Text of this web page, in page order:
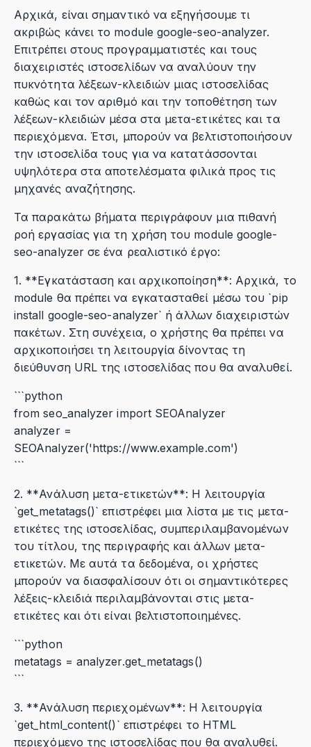
Αρχικά, είναι σημαντικό να εξηγήσουμε τι
ακριβώς κάνει το module google-seo-analyzer.
Επιτρέπει στους προγραμματιστές και τους
διαχειριστές ιστοσελίδων να αναλύουν την
πυκνότητα λέξεων-κλειδιών μιας ιστοσελίδας
καθώς και τον αριθμό και την τοποθέτηση των
λέξεων-κλειδιών μέσα στα μετα-ετικέτες και τα
περιεχόμενα. Έτσι, μπορούν να βελτιστοποιήσουν
την ιστοσελίδα τους για να κατατάσσονται
υψηλότερα στα αποτελέσματα φιλικά προς τις
μηχανές αναζήτησης.
Τα παρακάτω βήματα περιγράφουν μια πιθανή
ροή εργασίας για τη χρήση του module google-
seo-analyzer σε ένα ρεαλιστικό έργο:
1. **Εγκατάσταση και αρχικοποίηση**: Αρχικά, το
module θα πρέπει να εγκατασταθεί μέσω του `pip
install google-seo-analyzer` ή άλλων διαχειριστών
πακέτων. Στη συνέχεια, ο χρήστης θα πρέπει να
αρχικοποιήσει τη λειτουργία δίνοντας τη
διεύθυνση URL της ιστοσελίδας που θα αναλυθεί.
```python
from seo_analyzer import SEOAnalyzer
analyzer =
SEOAnalyzer('https://www.example.com')
```
2. **Ανάλυση μετα-ετικετών**: Η λειτουργία
`get_metatags()` επιστρέφει μια λίστα με τις μετα-
ετικέτες της ιστοσελίδας, συμπεριλαμβανομένων
του τίτλου, της περιγραφής και άλλων μετα-
ετικετών. Με αυτά τα δεδομένα, οι χρήστες
μπορούν να διασφαλίσουν ότι οι σημαντικότερες
λέξεις-κλειδιά περιλαμβάνονται στις μετα-
ετικέτες και ότι είναι βελτιστοποιημένες.
```python
metatags = analyzer.get_metatags()
```
3. **Ανάλυση περιεχομένων**: Η λειτουργία
`get_html_content()` επιστρέφει το HTML
περιεχόμενο της ιστοσελίδας που θα αναλυθεί.